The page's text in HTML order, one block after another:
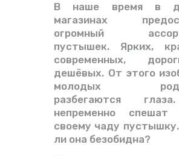
В наше время в
магазинах
огромный
пустышек. Ярких,
современных,
дешёвых. От этого
молодых
разбегаются
непременно спешат
своему чаду
ли она безобидна?